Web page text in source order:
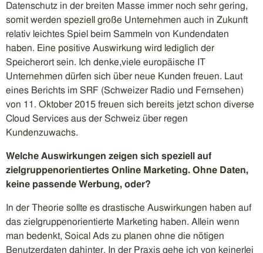
Datenschutz in der breiten Masse immer noch sehr gering,
somit werden speziell große Unternehmen auch in Zukunft
relativ leichtes Spiel beim Sammeln von Kundendaten
haben. Eine positive Auswirkung wird lediglich der
Speicherort sein. Ich denke,viele europäische IT
Unternehmen dürfen sich über neue Kunden freuen. Laut
eines Berichts im SRF (Schweizer Radio und Fernsehen)
von 11. Oktober 2015 freuen sich bereits jetzt schon diverse
Cloud Services aus der Schweiz über regen
Kundenzuwachs.
Welche Auswirkungen zeigen sich speziell auf
zielgruppenorientiertes Online Marketing. Ohne Daten,
keine passende Werbung, oder?
In der Theorie sollte es drastische Auswirkungen haben auf
das zielgruppenorientierte Marketing haben. Allein wenn
man bedenkt, Soical Ads zu planen ohne die nötigen
Benutzerdaten dahinter. In der Praxis gehe ich von keinerlei